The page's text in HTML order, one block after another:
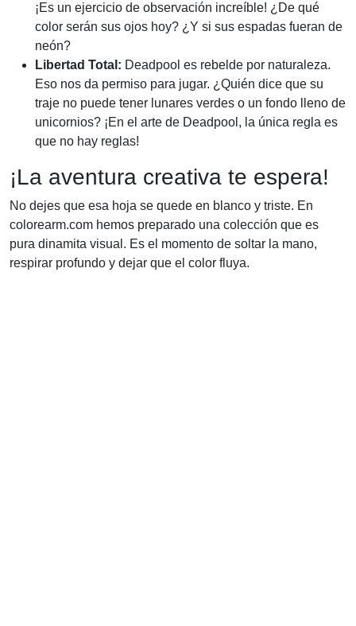
¡Es un ejercicio de observación increíble! ¿De qué
color serán sus ojos hoy? ¿Y si sus espadas fueran de
neón?
Libertad Total: Deadpool es rebelde por naturaleza.
Eso nos da permiso para jugar. ¿Quién dice que su
traje no puede tener lunares verdes o un fondo lleno de
unicornios? ¡En el arte de Deadpool, la única regla es
que no hay reglas!
¡La aventura creativa te espera!
No dejes que esa hoja se quede en blanco y triste. En
colorearm.com hemos preparado una colección que es
pura dinamita visual. Es el momento de soltar la mano,
respirar profundo y dejar que el color fluya.